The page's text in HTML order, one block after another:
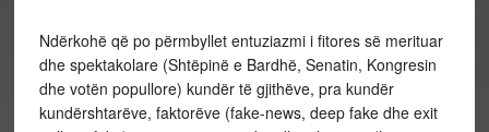
Ndërkohë që po përmbyllet entuziazmi i fitores së merituar
dhe spektakolare (Shtëpinë e Bardhë, Senatin, Kongresin
dhe votën popullore) kundër të gjithëve, pra kundër
kundërshtarëve, faktorëve (fake-news, deep fake dhe exit